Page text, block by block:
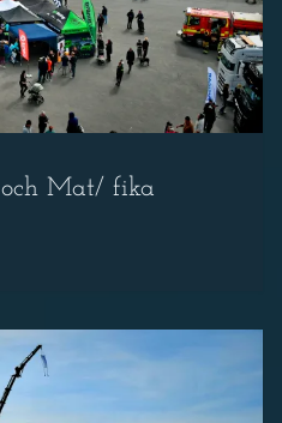
Mat/ fika